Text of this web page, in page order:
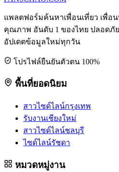
แพลตฟอร์มค้นหาเพื่อนเที่ยว เพื่อ
คุณภาพ อันดับ 1 ของไทย ปลอดภั
อัปเดตข้อมูลใหม่ทุกวัน
โปรไฟล์ยืนยันตัวตน 100%
พื้นที่ยอดนิยม
สาวไซด์ไลน์กรุงเทพ
รับงานเชียงใหม่
สาวไซด์ไลน์ชลบุรี
ไซด์ไลน์รัชดา
หมวดหมู่งาน